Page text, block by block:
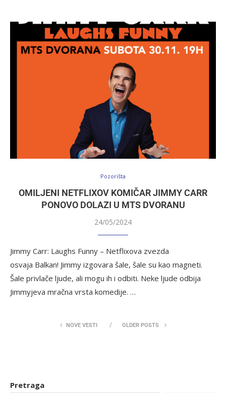
Pozorišta
OMILJENI NETFLIXOV KOMIČAR JIMMY CARR
PONOVO DOLAZI U MTS DVORANU
24/05/2024
Jimmy Carr: Laughs Funny – Netflixova zvezda
osvaja Balkan! Jimmy izgovara šale, šale su kao magneti.
Šale privlače ljude, ali mogu ih i odbiti. Neke ljude odbija
Jimmyjeva mračna vrsta komedije. …
NOVE VESTI OLDER POSTS
Pretraga